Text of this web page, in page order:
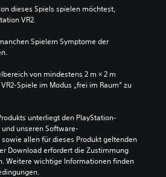
dieses Spiels spielen möchtest,
VR2.
Spielern Symptome der
von mindestens 2 m × 2 m
Spiele im Modus „frei im Raum“ zu
unterliegt den PlayStation-
unseren Software-
allen für dieses Produkt geltenden
Download erfordert die Zustimmung
Weitere wichtige Informationen finden